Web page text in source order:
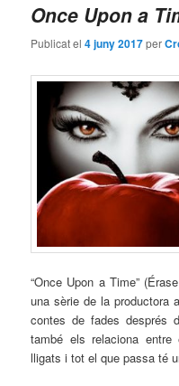
Once Upon a
Publicat el4 juny 2017per
“Once Upon a Time”
una sèrie de la productora
contes de fades després
també els relaciona
lligats i tot el que passa té